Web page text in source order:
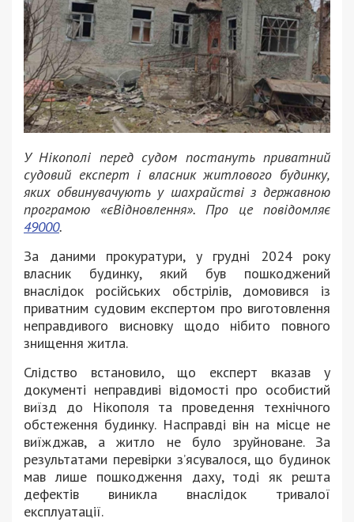
У Нікополі перед судом постануть приватний
судовий експерт і власник житлового будинку,
яких обвинувачують у шахрайстві з державною
програмою «єВідновлення». Про це повідомляє
49000.
За даними прокуратури, у грудні 2024 року
власник будинку, який був пошкоджений
внаслідок російських обстрілів, домовився із
приватним судовим експертом про виготовлення
неправдивого висновку щодо нібито повного
знищення житла.
Слідство встановило, що експерт вказав у
документі неправдиві відомості про особистий
виїзд до Нікополя та проведення технічного
обстеження будинку. Насправді він на місце не
виїжджав, а житло не було зруйноване. За
результатами перевірки з’ясувалося, що будинок
мав лише пошкодження даху, тоді як решта
дефектів виникла внаслідок тривалої
експлуатації.